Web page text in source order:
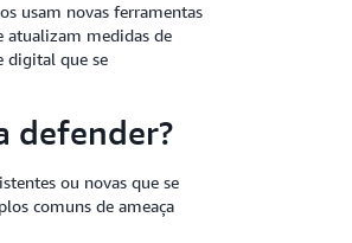
usam novas ferramentas
atualizam medidas de
digital que se
defender?
ou novas que se
comuns de ameaça